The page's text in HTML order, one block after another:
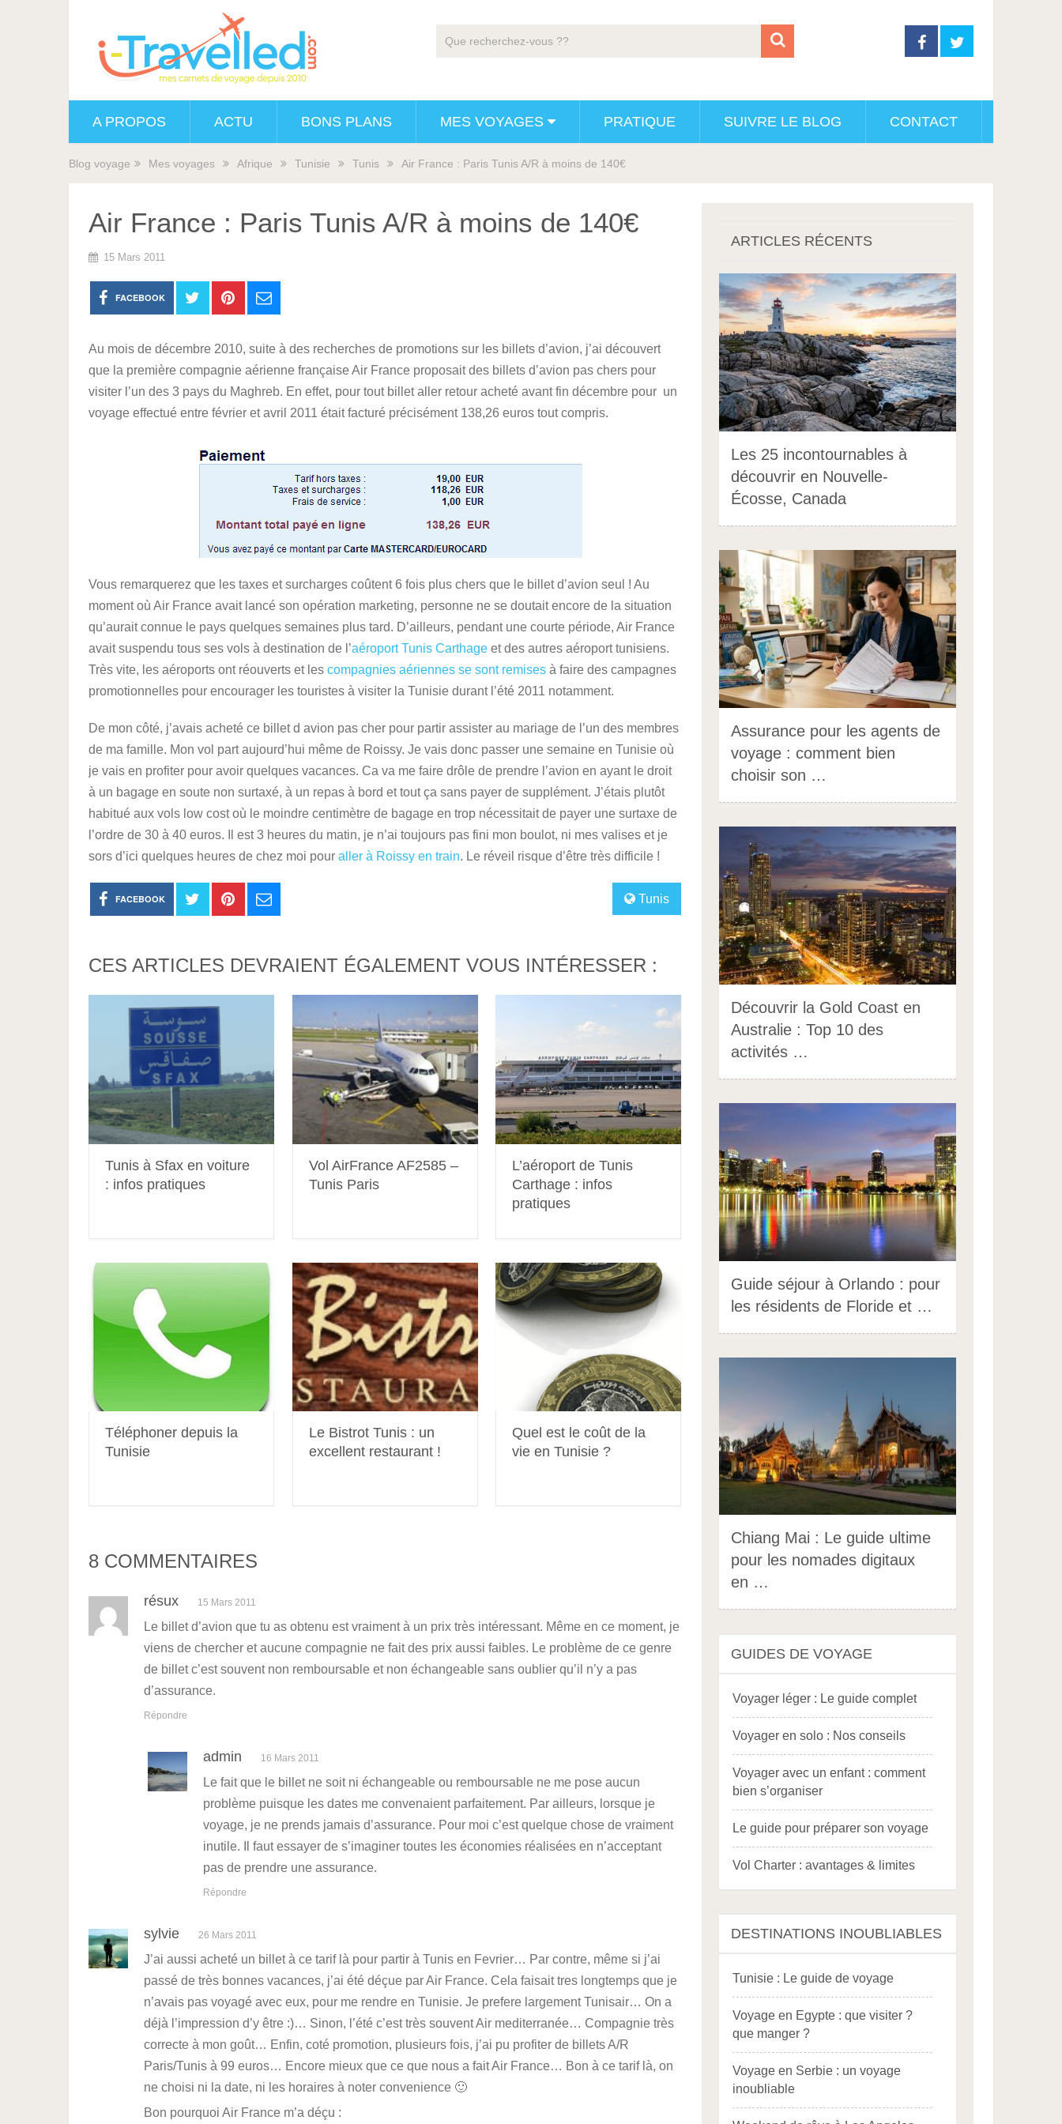
A PROPOS ACTU BONS PLANS MES VOYAGES PRATIQUE SUIVRE LE BLOG CONTACT
Blog voyage Mes voyages Afrique Tunisie Tunis Air France : Paris Tunis A/R à moins de 140€
Air France : Paris Tunis A/R à moins de 140€
15 Mars 2011
FACEBOOK
Au mois de décembre 2010, suite à des recherches de promotions sur les billets d’avion, j’ai découvert
que la première compagnie aérienne française Air France proposait des billets d’avion pas chers pour
visiter l’un des 3 pays du Maghreb. En effet, pour tout billet aller retour acheté avant fin décembre pour un
voyage effectué entre février et avril 2011 était facturé précisément 138,26 euros tout compris.
Vous remarquerez que les taxes et surcharges coûtent 6 fois plus chers que le billet d’avion seul ! Au
moment où Air France avait lancé son opération marketing, personne ne se doutait encore de la situation
qu’aurait connue le pays quelques semaines plus tard. D’ailleurs, pendant une courte période, Air France
avait suspendu tous ses vols à destination de l’aéroport Tunis Carthage et des autres aéroport tunisiens.
Très vite, les aéroports ont réouverts et les compagnies aériennes se sont remises à faire des campagnes
promotionnelles pour encourager les touristes à visiter la Tunisie durant l’été 2011 notamment.
De mon côté, j’avais acheté ce billet d avion pas cher pour partir assister au mariage de l’un des membres
de ma famille. Mon vol part aujourd’hui même de Roissy. Je vais donc passer une semaine en Tunisie où
je vais en profiter pour avoir quelques vacances. Ca va me faire drôle de prendre l’avion en ayant le droit
à un bagage en soute non surtaxé, à un repas à bord et tout ça sans payer de supplément. J’étais plutôt
habitué aux vols low cost où le moindre centimètre de bagage en trop nécessitait de payer une surtaxe de
l’ordre de 30 à 40 euros. Il est 3 heures du matin, je n’ai toujours pas fini mon boulot, ni mes valises et je
sors d’ici quelques heures de chez moi pour aller à Roissy en train. Le réveil risque d’être très difficile !
Tunis
FACEBOOK
CES ARTICLES DEVRAIENT ÉGALEMENT VOUS INTÉRESSER :
Tunis à Sfax en voiture
: infos pratiques
Vol AirFrance AF2585 –
Tunis Paris
L’aéroport de Tunis
Carthage : infos
pratiques
Téléphoner depuis la
Tunisie
Le Bistrot Tunis : un
excellent restaurant !
Quel est le coût de la
vie en Tunisie ?
8 COMMENTAIRES
résux 15 Mars 2011
Le billet d’avion que tu as obtenu est vraiment à un prix très intéressant. Même en ce moment, je
viens de chercher et aucune compagnie ne fait des prix aussi faibles. Le problème de ce genre
de billet c’est souvent non remboursable et non échangeable sans oublier qu’il n’y a pas
d’assurance.
Répondre
admin 16 Mars 2011
Le fait que le billet ne soit ni échangeable ou remboursable ne me pose aucun
problème puisque les dates me convenaient parfaitement. Par ailleurs, lorsque je
voyage, je ne prends jamais d’assurance. Pour moi c’est quelque chose de vraiment
inutile. Il faut essayer de s’imaginer toutes les économies réalisées en n’acceptant
pas de prendre une assurance.
Répondre
sylvie 26 Mars 2011
J’ai aussi acheté un billet à ce tarif là pour partir à Tunis en Fevrier… Par contre, même si j’ai
passé de très bonnes vacances, j’ai été déçue par Air France. Cela faisait tres longtemps que je
n’avais pas voyagé avec eux, pour me rendre en Tunisie. Je prefere largement Tunisair… On a
déjà l’impression d’y être :)… Sinon, l’été c’est très souvent Air mediterranée… Compagnie très
correcte à mon goût… Enfin, coté promotion, plusieurs fois, j’ai pu profiter de billets A/R
Paris/Tunis à 99 euros… Encore mieux que ce que nous a fait Air France… Bon à ce tarif là, on
ne choisi ni la date, ni les horaires à noter convenience 🙂
Bon pourquoi Air France m’a déçu :
ARTICLES RÉCENTS
Les 25 incontournables à
découvrir en Nouvelle-
Écosse, Canada
Assurance pour les agents de
voyage : comment bien
choisir son …
Découvrir la Gold Coast en
Australie : Top 10 des
activités …
Guide séjour à Orlando : pour
les résidents de Floride et …
Chiang Mai : Le guide ultime
pour les nomades digitaux
en …
GUIDES DE VOYAGE
Voyager léger : Le guide complet
Voyager en solo : Nos conseils
Voyager avec un enfant : comment
bien s’organiser
Le guide pour préparer son voyage
Vol Charter : avantages & limites
DESTINATIONS INOUBLIABLES
Tunisie : Le guide de voyage
Voyage en Egypte : que visiter ?
que manger ?
Voyage en Serbie : un voyage
inoubliable